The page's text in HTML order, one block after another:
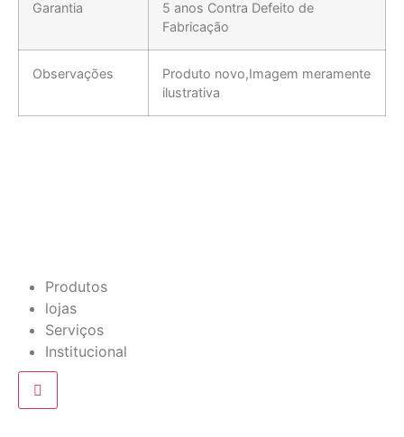
Garantia
5 anos Contra Defeito de
Fabricação
Observações
Produto novo,Imagem meramente
ilustrativa
Produtos
lojas
Serviços
Institucional